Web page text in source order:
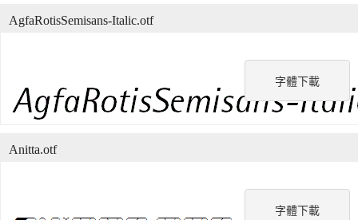
字體下載
AgfaRotisSemisans-Italic.otf
字體下載
Anitta.otf